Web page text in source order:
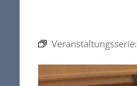
Veranstaltungsserie: